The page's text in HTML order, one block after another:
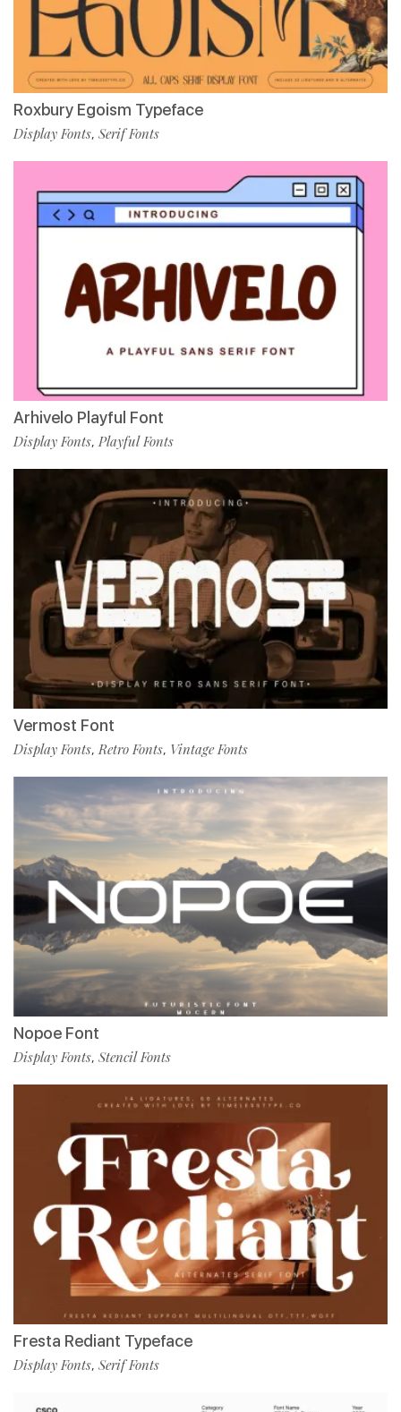
Roxbury Egoism Typeface
Display Fonts, Serif Fonts
Arhivelo Playful Font
Display Fonts, Playful Fonts
Vermost Font
Display Fonts,Retro Fonts, Vintage Fonts
Nopoe Font
Display Fonts, Stencil Fonts
Fresta Rediant Typeface
Display Fonts, Serif Fonts